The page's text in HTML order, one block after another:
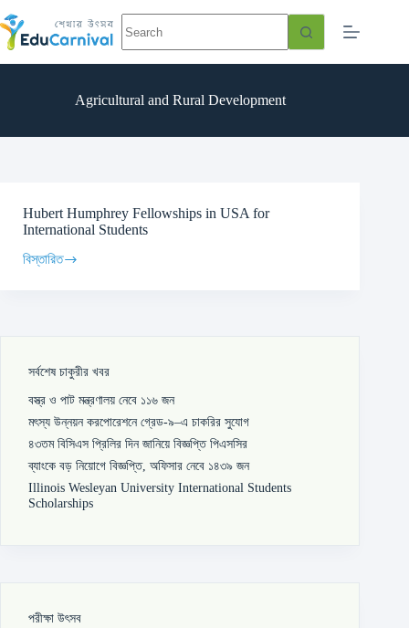
Agricultural and Rural Development
Hubert Humphrey Fellowships in USA for
International Students
বিস্তারিত
সর্বশেষ চাকুরীর খবর
বস্ত্র ও পাট মন্ত্রণালয় নেবে ১১৬ জন
মৎস্য উন্নয়ন করপোরেশনে গ্রেড-৯–এ চাকরির সুযোগ
৪৩তম বিসিএস প্রিলির দিন জানিয়ে বিজ্ঞপ্তি পিএসসির
ব্যাংকে বড় নিয়োগে বিজ্ঞপ্তি, অফিসার নেবে ১৪৩৯ জন
Illinois Wesleyan University International Students
Scholarships
পরীক্ষা উৎসব